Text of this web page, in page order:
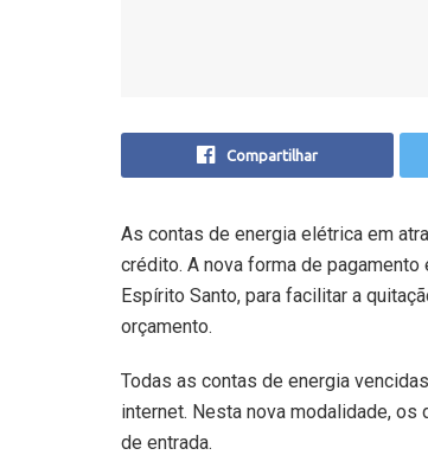
Compartilhar
As contas de energia elétrica em
crédito. A nova forma de
Espírito Santo, para facilitar a
orçamento.
Todas as contas de energia
internet. Nesta nova modalidade,
de entrada.